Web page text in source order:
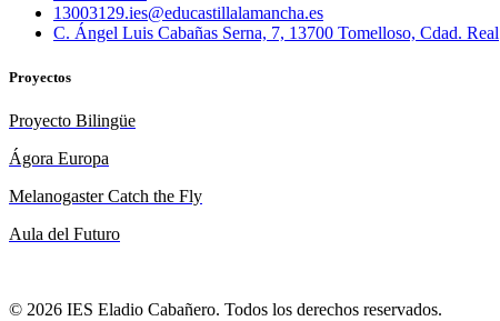
13003129.ies@educastillalamancha.es
C. Ángel Luis Cabañas Serna, 7, 13700 Tomelloso, Cdad. Real
Proyectos
Proyecto Bilingüe
Ágora Europa
Melanogaster Catch the Fly
Aula del Futuro
© 2026 IES Eladio Cabañero. Todos los derechos reservados.